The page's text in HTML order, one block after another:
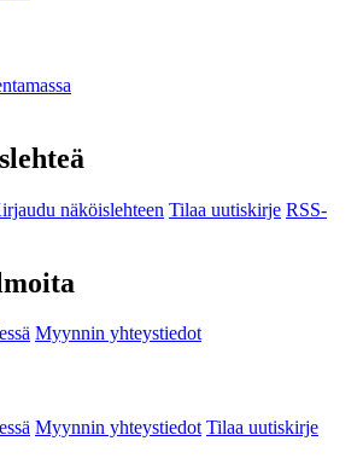
näköislehteen Tilaa uutiskirje RSS-
Myynnin yhteystiedot
Myynnin yhteystiedot Tilaa uutiskirje